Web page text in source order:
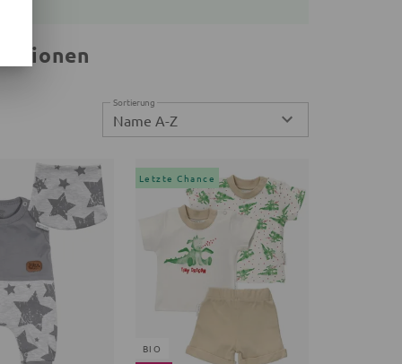
Sortierung
Name A-Z
Letzte Chance
BIO